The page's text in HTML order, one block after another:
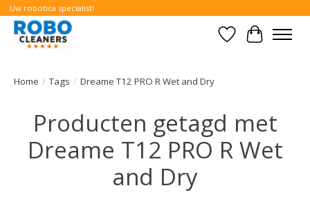
Uw robotica specialist!
Verlanglijst
Home / Tags / Dreame T12 PRO R Wet and Dry
Producten getagd met
Dreame T12 PRO R Wet
and Dry